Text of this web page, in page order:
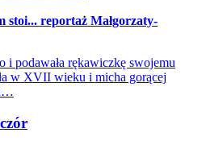
stoi... reportaż Małgorzaty-
i podawała rękawiczkę swojemu
w XVII wieku i micha gorącej